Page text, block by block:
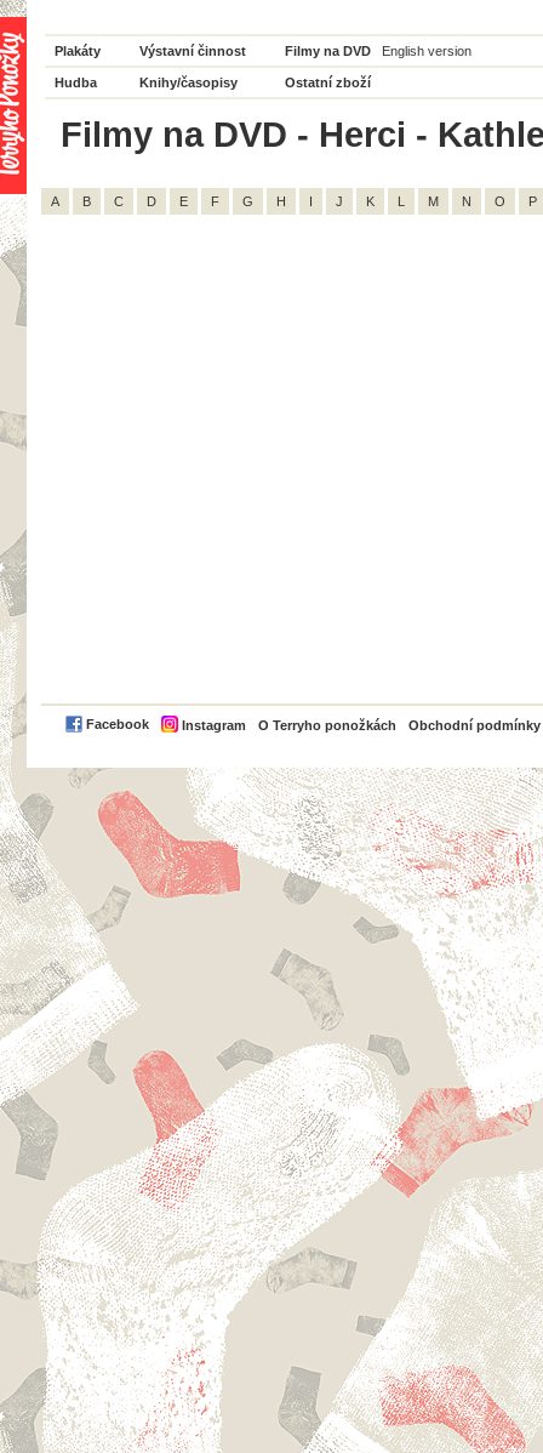
Plakáty Výstavní činnost Filmy na DVD English version
Hudba Knihy/časopisy Ostatní zboží
Filmy na DVD - Herci -
A B C D E F G H I J K L M N O P
Facebook Instagram O Terryho ponožkách Obchodní podmínky
PayPal